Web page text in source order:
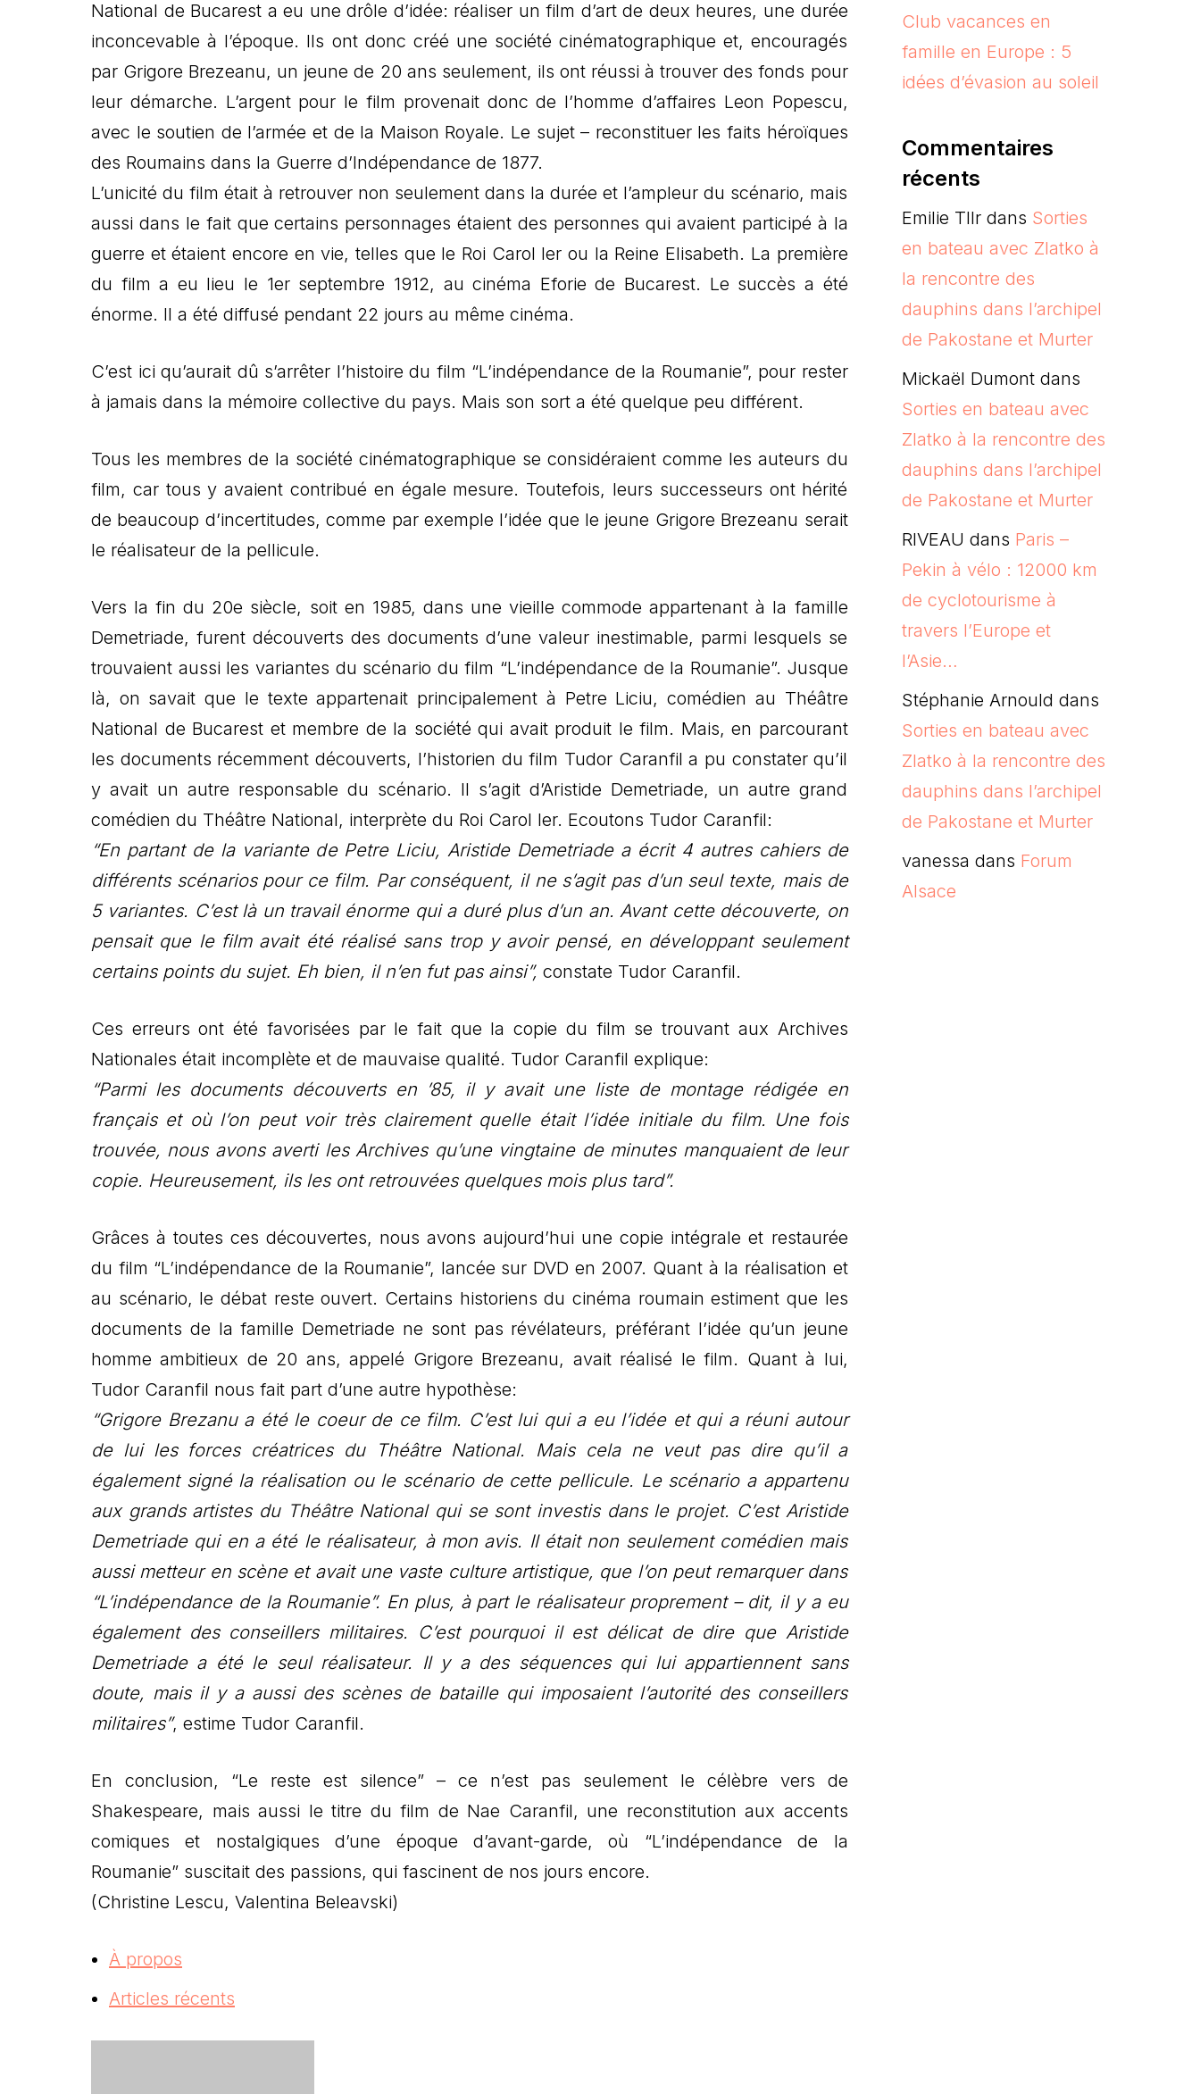
National de Bucarest a eu une drôle d’idée: réaliser un film d’art de deux heures, une durée
inconcevable à l’époque. Ils ont donc créé une société cinématographique et, encouragés
par Grigore Brezeanu, un jeune de 20 ans seulement, ils ont réussi à trouver des fonds pour
leur démarche. L’argent pour le film provenait donc de l’homme d’affaires Leon Popescu,
avec le soutien de l’armée et de la Maison Royale. Le sujet – reconstituer les faits héroïques
des Roumains dans la Guerre d’Indépendance de 1877.
L’unicité du film était à retrouver non seulement dans la durée et l’ampleur du scénario, mais
aussi dans le fait que certains personnages étaient des personnes qui avaient participé à la
guerre et étaient encore en vie, telles que le Roi Carol Ier ou la Reine Elisabeth. La première
du film a eu lieu le 1er septembre 1912, au cinéma Eforie de Bucarest. Le succès a été
énorme. Il a été diffusé pendant 22 jours au même cinéma.
C’est ici qu’aurait dû s’arrêter l’histoire du film “L’indépendance de la Roumanie”, pour rester
à jamais dans la mémoire collective du pays. Mais son sort a été quelque peu différent.
Tous les membres de la société cinématographique se considéraient comme les auteurs du
film, car tous y avaient contribué en égale mesure. Toutefois, leurs successeurs ont hérité
de beaucoup d’incertitudes, comme par exemple l’idée que le jeune Grigore Brezeanu serait
le réalisateur de la pellicule.
Vers la fin du 20e siècle, soit en 1985, dans une vieille commode appartenant à la famille
Demetriade, furent découverts des documents d’une valeur inestimable, parmi lesquels se
trouvaient aussi les variantes du scénario du film “L’indépendance de la Roumanie”. Jusque
là, on savait que le texte appartenait principalement à Petre Liciu, comédien au Théâtre
National de Bucarest et membre de la société qui avait produit le film. Mais, en parcourant
les documents récemment découverts, l’historien du film Tudor Caranfil a pu constater qu’il
y avait un autre responsable du scénario. Il s’agit d’Aristide Demetriade, un autre grand
comédien du Théâtre National, interprète du Roi Carol Ier. Ecoutons Tudor Caranfil:
“En partant de la variante de Petre Liciu, Aristide Demetriade a écrit 4 autres cahiers de
différents scénarios pour ce film. Par conséquent, il ne s’agit pas d’un seul texte, mais de
5 variantes. C’est là un travail énorme qui a duré plus d’un an. Avant cette découverte, on
pensait que le film avait été réalisé sans trop y avoir pensé, en développant seulement
certains points du sujet. Eh bien, il n’en fut pas ainsi”, constate Tudor Caranfil.
Ces erreurs ont été favorisées par le fait que la copie du film se trouvant aux Archives
Nationales était incomplète et de mauvaise qualité. Tudor Caranfil explique:
“Parmi les documents découverts en ’85, il y avait une liste de montage rédigée en
français et où l’on peut voir très clairement quelle était l’idée initiale du film. Une fois
trouvée, nous avons averti les Archives qu’une vingtaine de minutes manquaient de leur
copie. Heureusement, ils les ont retrouvées quelques mois plus tard”.
Grâces à toutes ces découvertes, nous avons aujourd’hui une copie intégrale et restaurée
du film “L’indépendance de la Roumanie”, lancée sur DVD en 2007. Quant à la réalisation et
au scénario, le débat reste ouvert. Certains historiens du cinéma roumain estiment que les
documents de la famille Demetriade ne sont pas révélateurs, préférant l’idée qu’un jeune
homme ambitieux de 20 ans, appelé Grigore Brezeanu, avait réalisé le film. Quant à lui,
Tudor Caranfil nous fait part d’une autre hypothèse:
“Grigore Brezanu a été le coeur de ce film. C’est lui qui a eu l’idée et qui a réuni autour
de lui les forces créatrices du Théâtre National. Mais cela ne veut pas dire qu’il a
également signé la réalisation ou le scénario de cette pellicule. Le scénario a appartenu
aux grands artistes du Théâtre National qui se sont investis dans le projet. C’est Aristide
Demetriade qui en a été le réalisateur, à mon avis. Il était non seulement comédien mais
aussi metteur en scène et avait une vaste culture artistique, que l’on peut remarquer dans
“L’indépendance de la Roumanie”. En plus, à part le réalisateur proprement – dit, il y a eu
également des conseillers militaires. C’est pourquoi il est délicat de dire que Aristide
Demetriade a été le seul réalisateur. Il y a des séquences qui lui appartiennent sans
doute, mais il y a aussi des scènes de bataille qui imposaient l’autorité des conseillers
militaires”, estime Tudor Caranfil.
En conclusion, “Le reste est silence” – ce n’est pas seulement le célèbre vers de
Shakespeare, mais aussi le titre du film de Nae Caranfil, une reconstitution aux accents
comiques et nostalgiques d’une époque d’avant-garde, où “L’indépendance de la
Roumanie” suscitait des passions, qui fascinent de nos jours encore.
(Christine Lescu, Valentina Beleavski)
À propos
Articles récents
Club vacances en
famille en Europe : 5
idées d’évasion au soleil
Commentaires
récents
Emilie Tllrdans Sorties
en bateau avec Zlatko à
la rencontre des
dauphins dans l’archipel
de Pakostane et Murter
Mickaël Dumontdans
Sorties en bateau avec
Zlatko à la rencontre des
dauphins dans l’archipel
de Pakostane et Murter
RIVEAU dans Paris –
Pekin à vélo : 12000 km
de cyclotourisme à
travers l’Europe et
l’Asie…
Stéphanie Arnould dans
Sorties en bateau avec
Zlatko à la rencontre des
dauphins dans l’archipel
de Pakostane et Murter
vanessa dans Forum
Alsace